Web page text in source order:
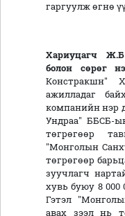
гаргуулж өгнө
Хариуцагч Ж.Б
болон сөрөг
Констракшн"
ажилладаг
компанийн нэр
Ундраа" ББСБ-
төгрөгөөр
"Монголын
төгрөгөөр
зуучлагч
хувь буюу 8 000
Гэтэл
авах зээл нь